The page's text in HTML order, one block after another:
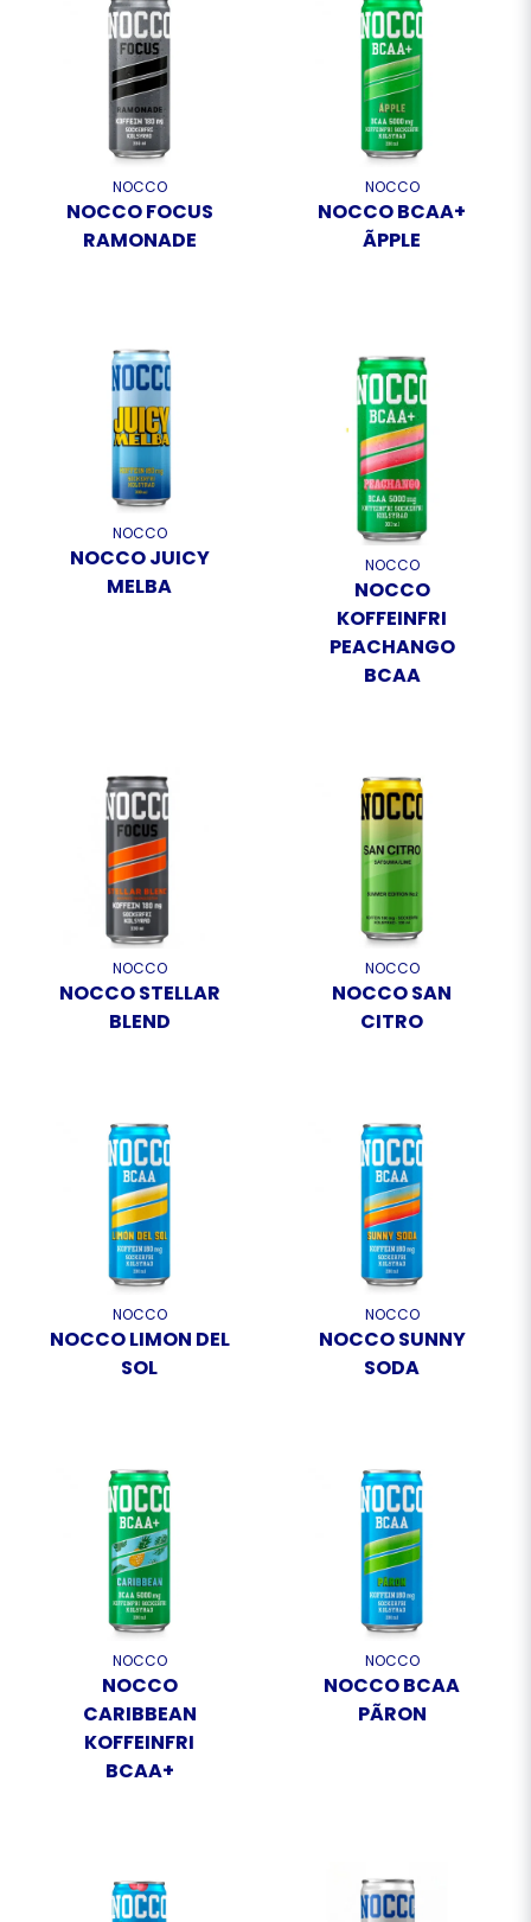
NOCCO
NOCCO FOCUS
RAMONADE
NOCCO
NOCCO BCAA+
ÃPPLE
NOCCO
NOCCO JUICY
MELBA
NOCCO
NOCCO
KOFFEINFRI
PEACHANGO
BCAA
NOCCO
NOCCO STELLAR
BLEND
NOCCO
NOCCO SAN
CITRO
NOCCO
NOCCO LIMON DEL
SOL
NOCCO
NOCCO SUNNY
SODA
NOCCO
NOCCO
CARIBBEAN
KOFFEINFRI
BCAA+
NOCCO
NOCCO BCAA
PÃRON